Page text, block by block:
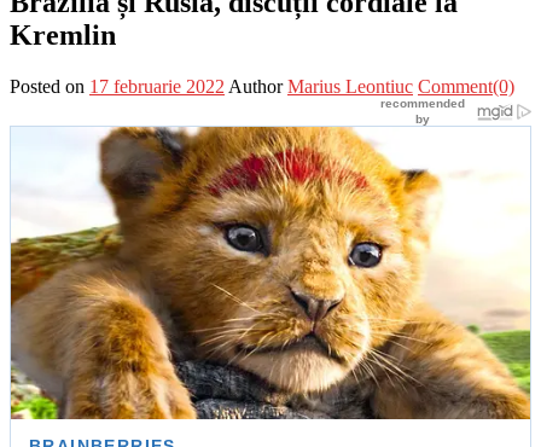
Kremlin
Posted on 17 februarie 2022 Author Marius Leontiuc Comment(0)